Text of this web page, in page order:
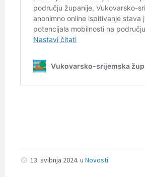
13. svibnja 2024. u Novosti